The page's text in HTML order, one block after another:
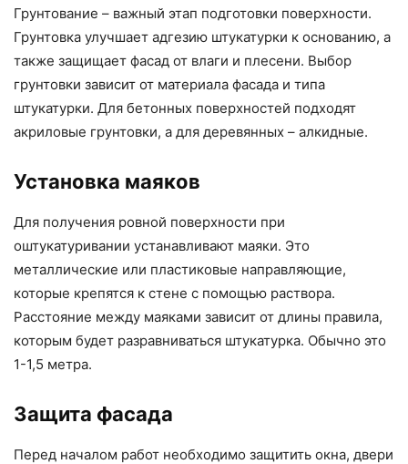
Грунтование – важный этап подготовки поверхности.
Грунтовка улучшает адгезию штукатурки к основанию, а
также защищает фасад от влаги и плесени. Выбор
грунтовки зависит от материала фасада и типа
штукатурки. Для бетонных поверхностей подходят
акриловые грунтовки, а для деревянных – алкидные.
Установка маяков
Для получения ровной поверхности при
оштукатуривании устанавливают маяки. Это
металлические или пластиковые направляющие,
которые крепятся к стене с помощью раствора.
Расстояние между маяками зависит от длины правила,
которым будет разравниваться штукатурка. Обычно это
1-1,5 метра.
Защита фасада
Перед началом работ необходимо защитить окна, двери